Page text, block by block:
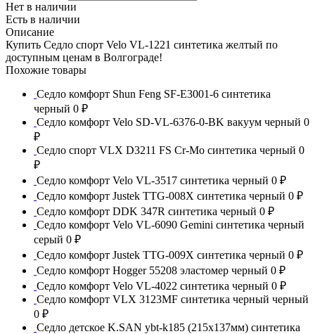
Нет в наличии
Есть в наличии
Описание
Купить Седло спорт Velo VL-1221 синтетика желтый по
доступным ценам в Волгограде!
Похожие товары
Седло комфорт Shun Feng SF-E3001-6 синтетика
черный 0 ₽
Седло комфорт Velo SD-VL-6376-0-BK вакуум черный 0
₽
Седло спорт VLX D3211 FS Cr-Mo синтетика черный 0
₽
Седло комфорт Velo VL-3517 синтетика черный 0 ₽
Седло комфорт Justek TTG-008X синтетика черный 0 ₽
Седло комфорт DDK 347R синтетика черный 0 ₽
Седло комфорт Velo VL-6090 Gemini синтетика черный
серый 0 ₽
Седло комфорт Justek TTG-009X синтетика черный 0 ₽
Седло комфорт Hogger 55208 эластомер черный 0 ₽
Седло комфорт Velo VL-4022 синтетика черный 0 ₽
Седло комфорт VLX 3123MF синтетика черный черный
0 ₽
Седло детское K.SAN ybt-k185 (215x137мм) синтетика